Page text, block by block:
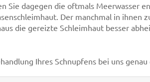
Sie dagegen die oftmals Meerwasser
Der manchmal in ihnen
die gereizte Schleimhaut besser
Ihres Schnupfens bei uns